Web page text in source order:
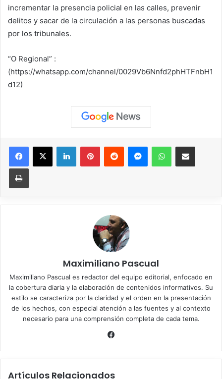
incrementar la presencia policial en las calles, prevenir
delitos y sacar de la circulación a las personas buscadas
por los tribunales.
“O Regional” :
(https://whatsapp.com/channel/0029Vb6Nnfd2phHTFnbH1
d12)
Facebook
X LinkedInPinterestReddit MessengerWhatsAppCompartir vía correo
Imprimir
Maximiliano Pascual
Maximiliano Pascual es redactor del equipo editorial, enfocado en
la cobertura diaria y la elaboración de contenidos informativos. Su
estilo se caracteriza por la claridad y el orden en la presentación
de los hechos, con especial atención a las fuentes y al contexto
necesario para una comprensión completa de cada tema.
Artículos Relacionados